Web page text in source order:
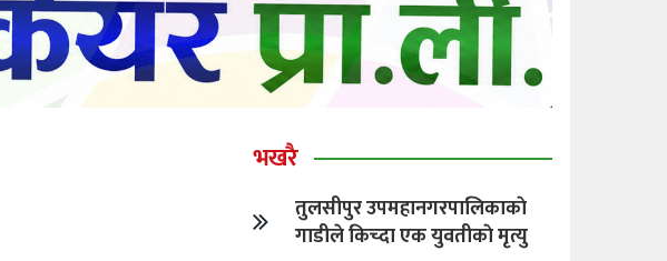
भखरै
तुलसीपुर उपमहानगरपालिकाकाे
गाडीले किच्दा एक युवतीकाे मृत्यु